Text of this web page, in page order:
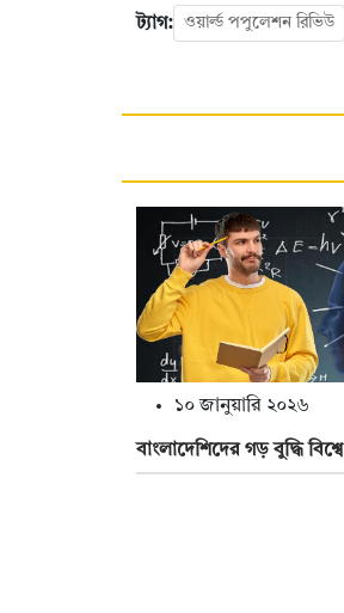
ট্যাগ: ওয়ার্ল্ড পপুলেশন রিভিউ
১০ জানুয়ারি ২০২৬
বাংলাদেশিদের গড় বুদ্ধি বিশ্বে